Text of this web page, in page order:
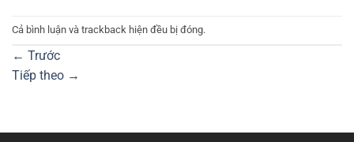
Cả bình luận và trackback hiện đều bị đóng.
← Trước
Tiếp theo →